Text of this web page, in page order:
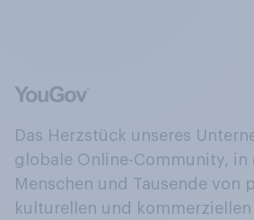
Das Herzstück unseres
globale Online-Community, in
Menschen und Tausende von
kulturellen und